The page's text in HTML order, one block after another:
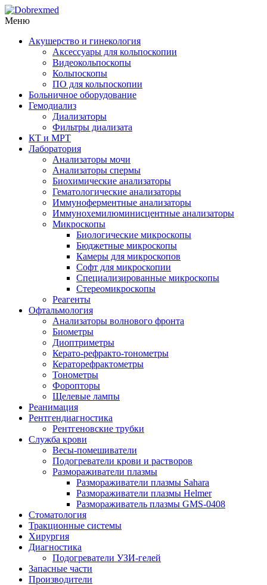
Меню
Акушерство и гинекология
Аксессуары для кольпоскопии
Видеокольпоскопы
Кольпоскопы
ПО для кольпоскопии
Больничное оборудование
Гемодиализ
Диализаторы
Фильтры диализата
КТ и МРТ
Лаборатория
Анализаторы мочи
Анализаторы спермы
Биохимические анализаторы
Гематологические анализаторы
Иммуноферментные анализаторы
Иммунохемилюминисцентные анализаторы
Микроскопы
Биологические микроскопы
Бюджетные микроскопы
Камеры для микроскопов
Софт для микроскопии
Специализированные микроскопы
Стереомикроскопы
Реагенты
Офтальмология
Анализаторы волнового фронта
Биометры
Диоптриметры
Керато-рефракто-тонометры
Кераторефрактометры
Тонометры
Форопторы
Щелевые лампы
Реанимация
Рентгендиагностика
Рентгеновские трубки
Служба крови
Весы-помешиватели
Подогреватели крови и растворов
Размораживатели плазмы
Размораживатели плазмы Sahara
Размораживатели плазмы Helmer
Размораживатель плазмы GMS-0408
Стоматология
Тракционные системы
Хирургия
Диагностика
Подогреватели УЗИ-гелей
Запасные части
Производители